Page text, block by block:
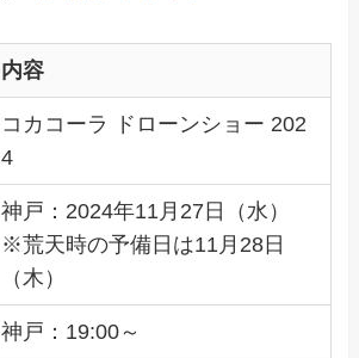
内容
コカコーラ ドローンショー 202
4
神戸：2024年11月27日（水）
※荒天時の予備日は11月28日
（木）
神戸：19:00～